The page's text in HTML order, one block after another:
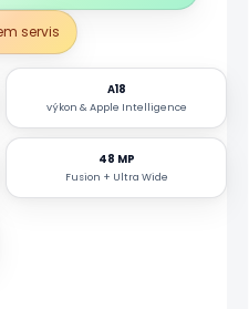
servis
A18
výkon & Apple Intelligence
48 MP
Fusion + Ultra Wide